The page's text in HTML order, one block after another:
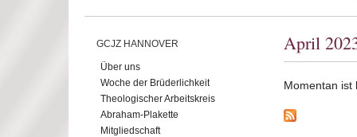
GCJZ HANNOVER
Über uns
Woche der Brüderlichkeit
Theologischer Arbeitskreis
Abraham-Plakette
Mitgliedschaft
April
Momentan ist